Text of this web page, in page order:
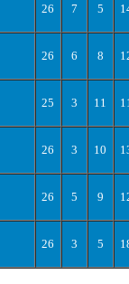
26 7 5
26 6 8
25 3 11 11
26 3 10
26 5 9
26 3 5